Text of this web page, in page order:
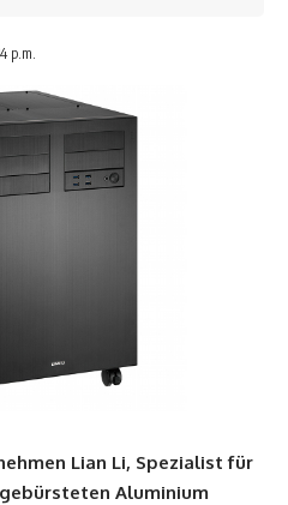
p.m.
Lian Li, Spezialist für
Aluminium